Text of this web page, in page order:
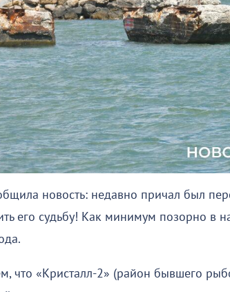
новость: недавно причал был
его судьбу! Как минимум позорно в
что «Кристалл-2» (район бывшего